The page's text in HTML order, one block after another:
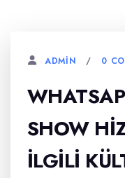
ADMIN 0
SHOW
İLGILI